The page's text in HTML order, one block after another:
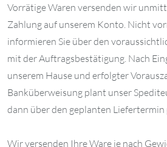
Vorrätige Waren versenden wir
Zahlung auf unserem Konto. Nicht
informieren Sie über den
mit der Auftragsbestätigung. Nach
unserem Hause und erfolgter
Banküberweisung plant unser
dann über den geplanten Liefertermin
Wir versenden Ihre Ware je nach